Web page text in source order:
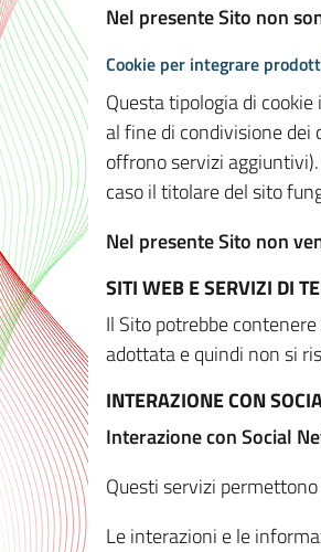
Nel presente Sito non
Cookie per integrare
Questa tipologia di
al fine di condivisione
offrono servizi
caso il titolare del sito
Nel presente Sito non
SITI WEB E SERVIZI DI
Il Sito potrebbe
adottata e quindi non si
INTERAZIONE CON
Interazione con Social
Questi servizi
Le interazioni e le